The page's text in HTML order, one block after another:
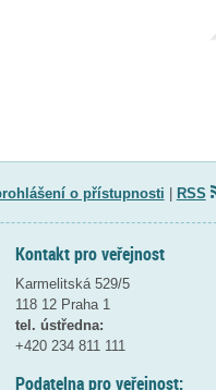
o přístupnosti RSS
Kontakt pro veřejnost
Karmelitská 529/5
118 12 Praha 1
tel. ústředna:
+420 234 811 111
Podatelna pro veřejnost: